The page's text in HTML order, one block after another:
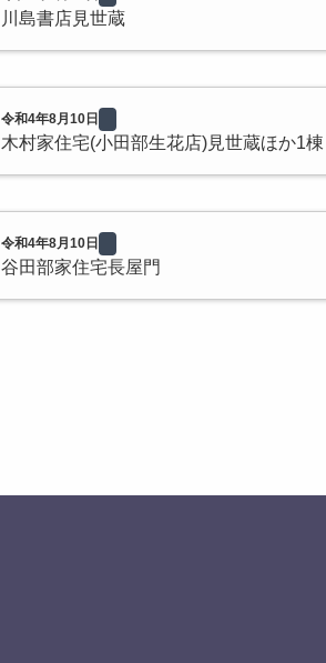
川島書店見世蔵
令和4年8月10日
木村家住宅(小田部生花店)見世蔵ほか1棟
令和4年8月10日
谷田部家住宅長屋門